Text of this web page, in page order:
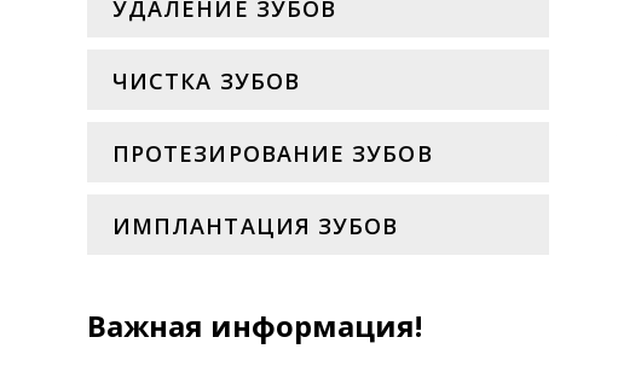
УДАЛЕНИЕ ЗУБОВ
ЧИСТКА ЗУБОВ
ПРОТЕЗИРОВАНИЕ ЗУБОВ
ИМПЛАНТАЦИЯ ЗУБОВ
Важная информация!